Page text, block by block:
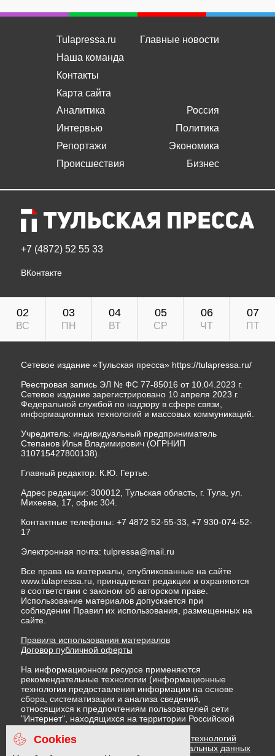
Tulapressa.ru
Наша команда
Контакты
Карта сайта
Главные новости
Аналитика
Интервью
Репортажи
Происшествия
Россия
Политика
Экономика
Бизнес
+7 (4872) 52 55 33
ВКонтакте
02
ВС
03
ПН
04
ВТ
05
СР
06
ЧТ
07
ПТ
Сетевое издание «Тульская пресса» https://tulapressa.ru/
Реестровая запись ЭЛ № ФС 77-85016 от 10.04.2023 г.
Сетевое издание зарегистрировано 10 апреля 2023 г.
Федеральной службой по надзору в сфере связи,
информационных технологий и массовых коммуникаций.
Учредитель: индивидуальный предприниматель
Степанов Илья Владимирович (ОГРНИП
310715427800138).
Главный редактор: К.Ю. Гертье.
Адрес редакции: 300012, Тульская область, г. Тула, ул.
Михеева, 17, офис 304.
Контактные телефоны: +7 4872 52-55-33, +7 930-074-52-
17
Электронная почта: tulpressa@mail.ru
Все права на материалы, опубликованные на сайте
www.tulapressa.ru, принадлежат редакции и охраняются
в соответствии с законом об авторском праве.
Использование материалов допускается при
соблюдении Правил их использования, размещенных на
сайте.
Правила использования материалов
Договор публичной оферты
На информационном ресурсе применяются
рекомендательные технологии (информационные
технологии предоставления информации на основе
сбора, систематизации и анализа сведений,
относящихся к предпочтениям пользователей сети
"Интернет", находящихся на территории Российской
Федерации)
Правила применения рекомендательных технологий
Политика в отношении обработки персональных данных
Cookies